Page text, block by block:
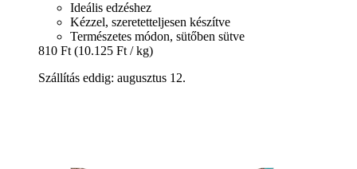
Ideális edzéshez
Kézzel, szeretetteljesen készítve
Természetes módon, sütőben sütve
810 Ft (10.125 Ft / kg)
Szállítás eddig: augusztus 12.